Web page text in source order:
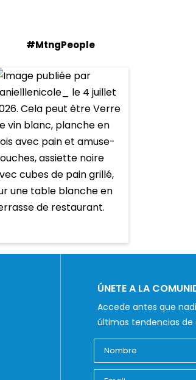
#MtngPeople
ÚNETE A LA
Accede antes que
últimas tendencias de